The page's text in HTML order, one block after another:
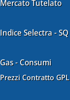
Mercato Tutelato
Indice Selectra - SQ
Gas - Consumi
Prezzi Contratto GPL